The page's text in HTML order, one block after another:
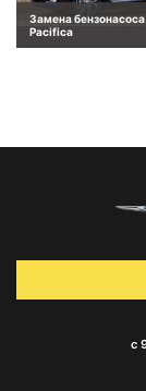
Замена
Pacifica
с